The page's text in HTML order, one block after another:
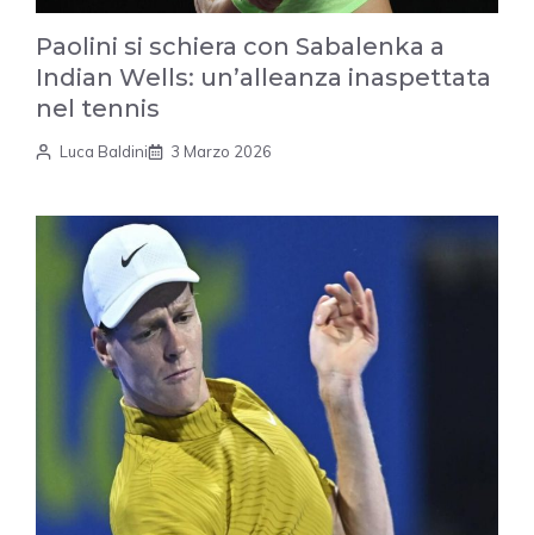
Paolini si schiera con Sabalenka a
Indian Wells: un’alleanza inaspettata
nel tennis
Luca Baldini 3 Marzo 2026